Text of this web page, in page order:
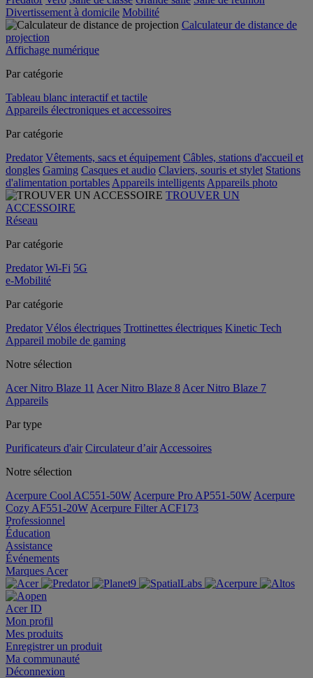
Divertissement à domicile Mobilité
Calculateur de distance de
projection
Affichage numérique
Par catégorie
Tableau blanc interactif et tactile
Appareils électroniques et accessoires
Par catégorie
Predator Vêtements, sacs et équipement Câbles, stations d'accueil et
dongles Gaming Casques et audio Claviers, souris et stylet Stations
d'alimentation portables Appareils intelligents Appareils photo
TROUVER UN
ACCESSOIRE
Réseau
Par catégorie
Predator Wi-Fi 5G
e-Mobilité
Par catégorie
Predator Vélos électriques Trottinettes électriques Kinetic Tech
Appareil mobile de gaming
Notre sélection
Acer Nitro Blaze 11 Acer Nitro Blaze 8 Acer Nitro Blaze 7
Appareils
Par type
Purificateurs d'air Circulateur d’air Accessoires
Notre sélection
Acerpure Cool AC551-50W Acerpure Pro AP551-50W Acerpure
Cozy AF551-20W Acerpure Filter ACF173
Professionnel
Éducation
Assistance
Événements
Marques Acer
Acer ID
Mon profil
Mes produits
Enregistrer un produit
Ma communauté
Déconnexion